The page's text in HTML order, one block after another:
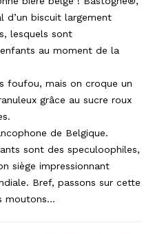
d’un biscuit largement
lesquels sont
au moment de la
foufou, mais on croque un
grâce au sucre roux
de Belgique.
sont des speculoophiles,
siège impressionnant
Bref, passons sur cette
moutons…